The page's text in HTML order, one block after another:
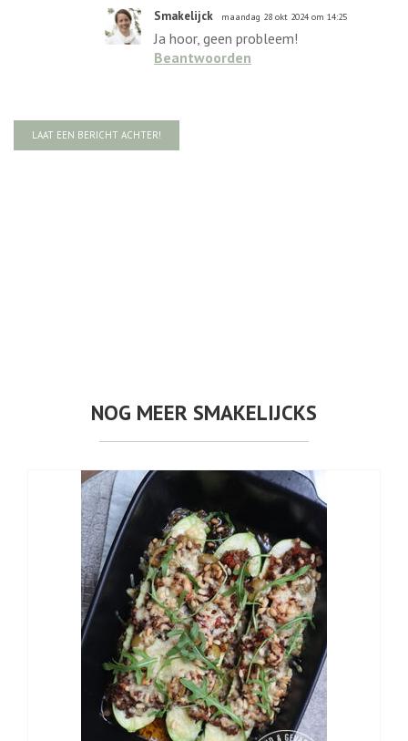
Smakelijck maandag 28 okt 2024 om 14:25
Ja hoor, geen probleem!
Beantwoorden
LAAT EEN BERICHT ACHTER!
NOG MEER SMAKELIJCKS